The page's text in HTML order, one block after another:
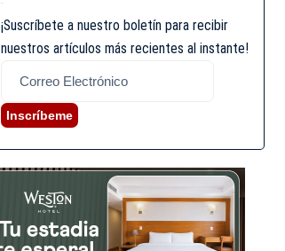
¡Suscríbete a nuestro boletín para recibir
nuestros artículos más recientes al instante!
Inscríbeme